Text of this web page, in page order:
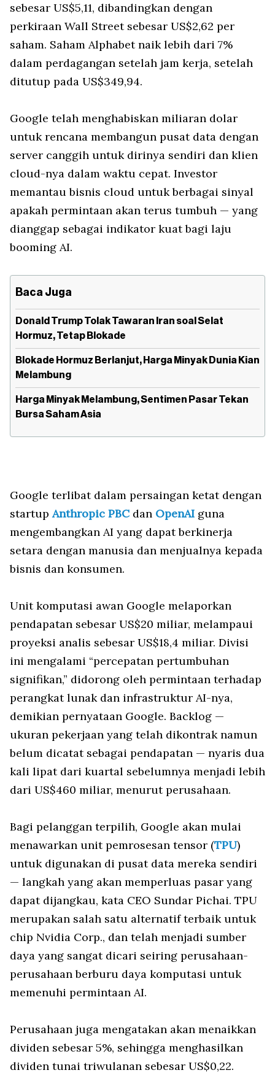
sebesar US$5,11, dibandingkan dengan
perkiraan Wall Street sebesar US$2,62 per
saham. Saham Alphabet naik lebih dari 7%
dalam perdagangan setelah jam kerja, setelah
ditutup pada US$349,94.
Google telah menghabiskan miliaran dolar
untuk rencana membangun pusat data dengan
server canggih untuk dirinya sendiri dan klien
cloud-nya dalam waktu cepat. Investor
memantau bisnis cloud untuk berbagai sinyal
apakah permintaan akan terus tumbuh — yang
dianggap sebagai indikator kuat bagi laju
booming AI.
Baca Juga
Donald Trump Tolak Tawaran Iran soal Selat
Hormuz, Tetap Blokade
Blokade Hormuz Berlanjut, Harga Minyak Dunia Kian
Melambung
Harga Minyak Melambung, Sentimen Pasar Tekan
Bursa Saham Asia
Google terlibat dalam persaingan ketat dengan
startupAnthropic PBCdan OpenAI guna
mengembangkan AI yang dapat berkinerja
setara dengan manusia dan menjualnya kepada
bisnis dan konsumen.
Unit komputasi awan Google melaporkan
pendapatan sebesar US$20 miliar, melampaui
proyeksi analis sebesar US$18,4 miliar. Divisi
ini mengalami “percepatan pertumbuhan
signifikan,” didorong oleh permintaan terhadap
perangkat lunak dan infrastruktur AI-nya,
demikian pernyataan Google. Backlog —
ukuran pekerjaan yang telah dikontrak namun
belum dicatat sebagai pendapatan — nyaris dua
kali lipat dari kuartal sebelumnya menjadi lebih
dari US$460 miliar, menurut perusahaan.
Bagi pelanggan terpilih, Google akan mulai
menawarkan unit pemrosesan tensor (TPU)
untuk digunakan di pusat data mereka sendiri
— langkah yang akan memperluas pasar yang
dapat dijangkau, kata CEO Sundar Pichai. TPU
merupakan salah satu alternatif terbaik untuk
chip Nvidia Corp., dan telah menjadi sumber
daya yang sangat dicari seiring perusahaan-
perusahaan berburu daya komputasi untuk
memenuhi permintaan AI.
Perusahaan juga mengatakan akan menaikkan
dividen sebesar 5%, sehingga menghasilkan
dividen tunai triwulanan sebesar US$0,22.